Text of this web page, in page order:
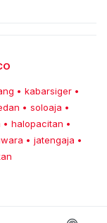
• kabarsiger •
• soloaja •
• halopacitan •
• jatengaja •